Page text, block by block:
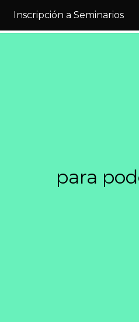
Inscripción a Seminarios
para